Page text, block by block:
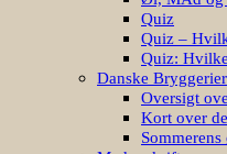
Quiz
Quiz –
Quiz:
Danske Bryggerier
Oversigt
Kort over